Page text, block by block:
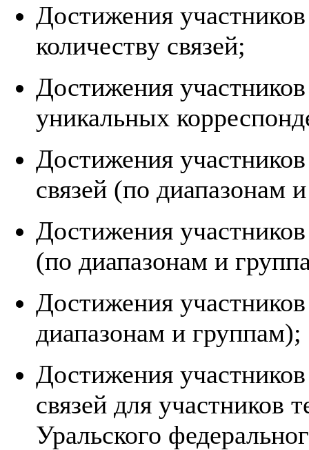
Достижения
количеству связей;
Достижения
уникальных
Достижения
связей (по диапазонам
Достижения
(по диапазонам и
Достижения
диапазонам и группам);
Достижения
связей для участников
Уральского